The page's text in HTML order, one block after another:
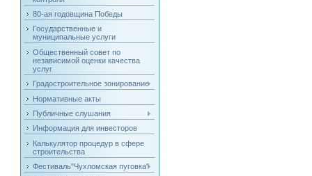
80-ая годовщина Победы
Государственные и
муниципальные услуги
Общественный совет по
независимой оценки качества
услуг
Градостроительное зонирование
Нормативные акты
Публичные слушания
Информация для инвесторов
Калькулятор процедур в сфере
строительства
Фестиваль"Чухломская пуговка"